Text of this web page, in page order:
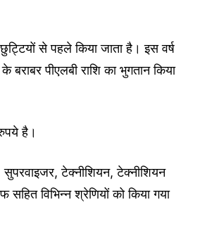
से पहले किया जाता है। इस वर्ष
पीएलबी राशि का भुगतान किया
है।
टेक्नीशियन, टेक्नीशियन
विभिन्न श्रेणियों को किया गया